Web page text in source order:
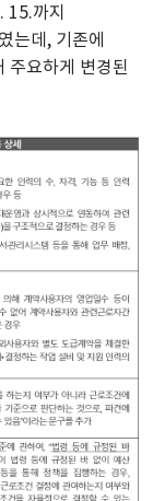
까지
는데, 기존에
주요하게 변경된